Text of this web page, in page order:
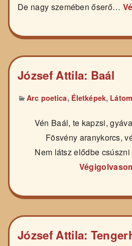
De nagy szemében őserő…
József Attila: Baál
Arc poetica, Életképek,
Vén Baál, te kapzsi,
Fösvény aranykorcs,
Nem látsz elődbe
József Attila: